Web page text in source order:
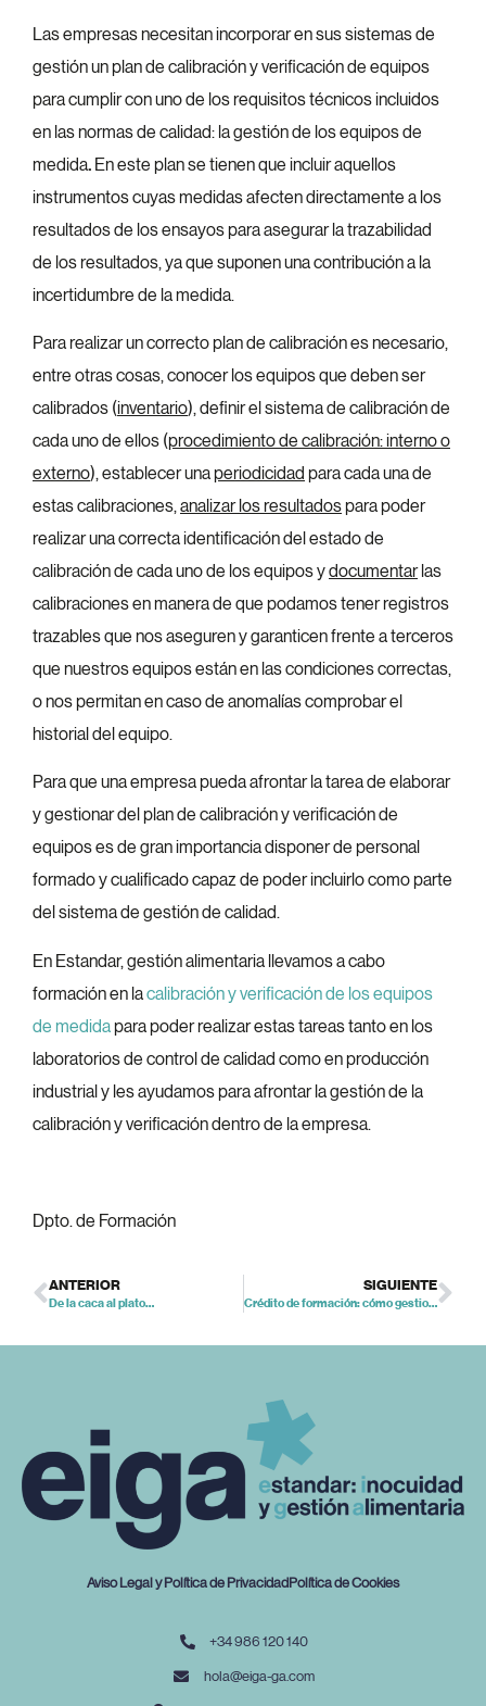
Las empresas necesitan incorporar en sus sistemas de
gestión un plan de calibración y verificación de equipos
para cumplir con uno de los requisitos técnicos incluidos
en las normas de calidad: la gestión de los equipos de
medida. En este plan se tienen que incluir aquellos
instrumentos cuyas medidas afecten directamente a los
resultados de los ensayos para asegurar la trazabilidad
de los resultados, ya que suponen una contribución a la
incertidumbre de la medida.
Para realizar un correcto plan de calibración es necesario,
entre otras cosas, conocer los equipos que deben ser
calibrados (inventario), definir el sistema de calibración de
cada uno de ellos (procedimiento de calibración: interno o
externo), establecer unaperiodicidad para cada una de
estas calibraciones, analizar los resultadospara poder
realizar una correcta identificación del estado de
calibración de cada uno de los equipos ydocumentarlas
calibraciones en manera de que podamos tener registros
trazables que nos aseguren y garanticen frente a terceros
que nuestros equipos están en las condiciones correctas,
o nos permitan en caso de anomalías comprobar el
historial del equipo.
Para que una empresa pueda afrontar la tarea de elaborar
y gestionar del plan de calibración y verificación de
equipos es de gran importancia disponer de personal
formado y cualificado capaz de poder incluirlo como parte
del sistema de gestión de calidad.
En Estandar, gestión alimentaria llevamos a cabo
formación en lacalibración y verificación de los equipos
de medidapara poder realizar estas tareas tanto en los
laboratorios de control de calidad como en producción
industrial y les ayudamos para afrontar la gestión de la
calibración y verificación dentro de la empresa.
Dpto. de Formación
ANTERIOR
De la caca al plato…
SIGUIENTE
Crédito de formación: cómo gestionar la bonificación de los cursos
Aviso Legal y Política de Privacidad Política de Cookies
+34 986 120 140
hola@eiga-ga.com